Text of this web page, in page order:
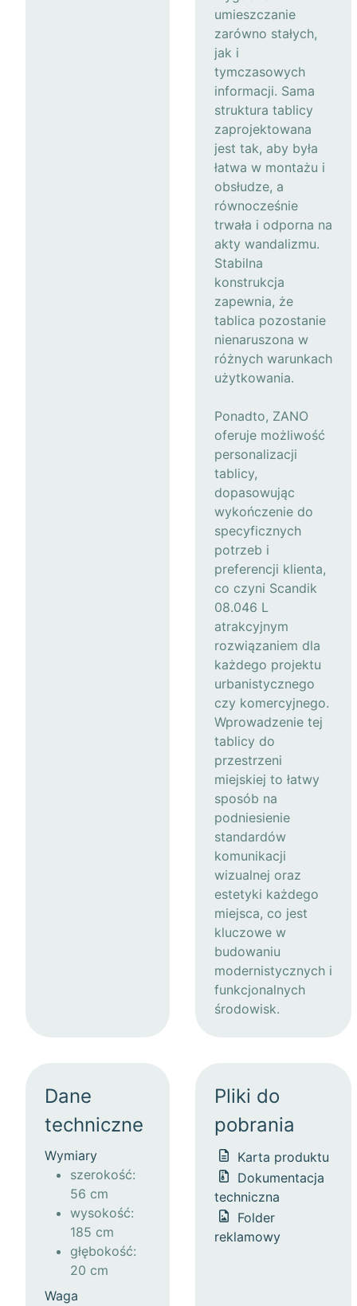
umieszczanie
zarówno stałych,
jak i
tymczasowych
informacji. Sama
struktura tablicy
zaprojektowana
jest tak, aby była
łatwa w montażu i
obsłudze, a
równocześnie
trwała i odporna na
akty wandalizmu.
Stabilna
konstrukcja
zapewnia, że
tablica pozostanie
nienaruszona w
różnych warunkach
użytkowania.
Ponadto, ZANO
oferuje możliwość
personalizacji
tablicy,
dopasowując
wykończenie do
specyficznych
potrzeb i
preferencji klienta,
co czyni Scandik
08.046 L
atrakcyjnym
rozwiązaniem dla
każdego projektu
urbanistycznego
czy komercyjnego.
Wprowadzenie tej
tablicy do
przestrzeni
miejskiej to łatwy
sposób na
podniesienie
standardów
komunikacji
wizualnej oraz
estetyki każdego
miejsca, co jest
kluczowe w
budowaniu
modernistycznych i
funkcjonalnych
środowisk.
Dane
techniczne
Wymiary
szerokość:
56 cm
wysokość:
185 cm
głębokość:
20 cm
Waga
Pliki do
pobrania
Karta produktu
Dokumentacja
techniczna
Folder
reklamowy